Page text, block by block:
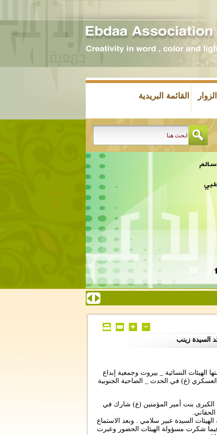
القائمة البريدية
الهيئات النسائية _ بيروت وجمعية إبداع
الامام العسكري (ع) في الحدث _ الضاحية الجنوبية
الكبرى بنت أمير المؤمنين (ع) شارك في
السيدة عبير سلامي . وبعد الاستماع
شكرت مسؤولة الهيئات الحضور وعبرت